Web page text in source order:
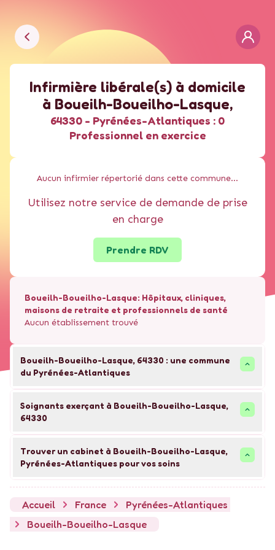
Infirmière libérale(s) à domicile
à Boueilh-Boueilho-Lasque,
64330 - Pyrénées-Atlantiques : 0
Professionnel en exercice
Aucun infirmier répertorié dans cette commune...
Utilisez notre service de demande de prise
en charge
Prendre RDV
Boueilh-Boueilho-Lasque: Hôpitaux, cliniques,
maisons de retraite et professionnels de santé
Aucun établissement trouvé
Boueilh-Boueilho-Lasque, 64330 : une commune
du Pyrénées-Atlantiques
Soignants exerçant à Boueilh-Boueilho-Lasque,
64330
Trouver un cabinet à Boueilh-Boueilho-Lasque,
Pyrénées-Atlantiques pour vos soins
Accueil France
Pyrénées-Atlantiques
Boueilh-Boueilho-Lasque